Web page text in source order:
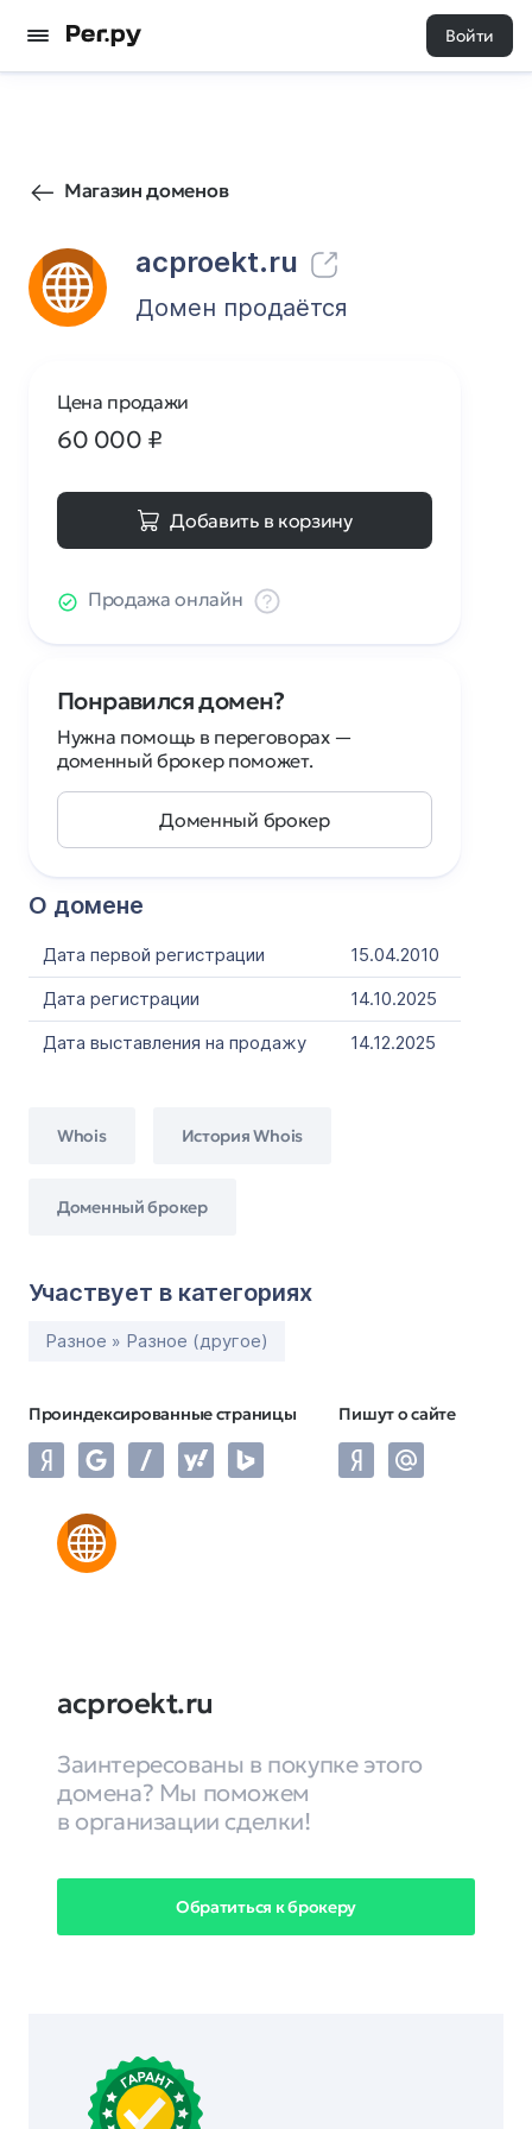
Войти
Магазин доменов
acproekt.ru
22 0
Домен продаётся
О домене
Дата первой регистрации
15.04.2010
Дата регистрации
14.10.2025
Дата выставления на продажу
14.12.2025
Whois История Whois
Доменный брокер
Участвует в категориях
Разное » Разное (другое)
Проиндексированные страницы Пишут о сайте
Цена продажи
60 000 ₽
Добавить в корзину
Продажа онлайн
Понравился домен?
Нужна помощь в переговорах —
доменный брокер поможет.
Доменный брокер
acproekt.ru
Заинтересованы в покупке этого
домена? Мы поможем
в организации сделки!
Обратиться к брокеру